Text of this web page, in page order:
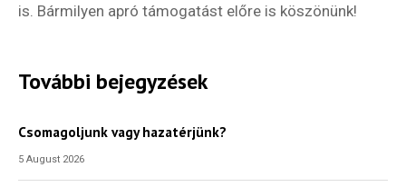
is. Bármilyen apró támogatást előre is köszönünk!
További bejegyzések
Csomagoljunk vagy hazatérjünk?
5 August 2026